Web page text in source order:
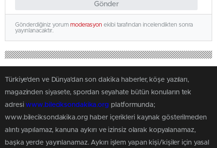
Gönder
Gönderdiğiniz yorum moderasyon ekibi tarafından incelendikten sonra
yayınlanacaktır.
Türkiye'den ve Dünya’dan son dakika haberler, köşe yazıları,
magazinden siyasete, spordan seyahate bütün konuların tek
adresiwww.bileciksondakika.org platformunda;
www.bileciksondakika.org haber içerikleri kaynak gösterilmeden
alıntı yapılamaz, kanuna aykırı ve izinsiz olarak kopyalanamaz,
başka yerde yayınlanamaz. Aykırı işlem yapan kişi/kişiler için yasal